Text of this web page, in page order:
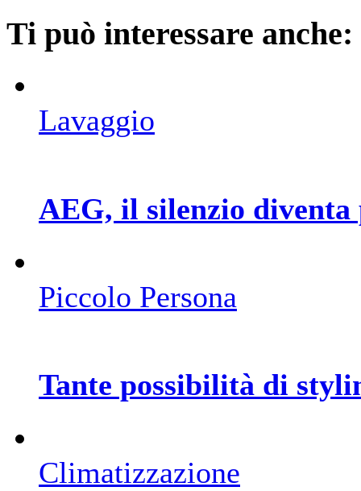
Ti può interessare anche:
Lavaggio
AEG, il silenzio diventa
Piccolo Persona
Tante possibilità di
Climatizzazione